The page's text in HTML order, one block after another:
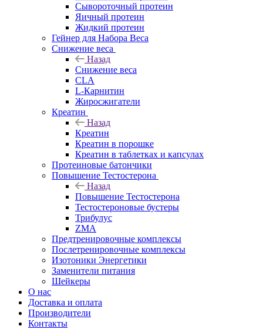
Сывороточный протеин
Яичный протеин
Жидкий протеин
Гейнер для Набора Веса
Снижение веса
Назад
Снижение веса
CLA
L-Карнитин
Жиросжигатели
Креатин
Назад
Креатин
Креатин в порошке
Креатин в таблетках и капсулах
Протеиновые батончики
Повышение Тестостерона
Назад
Повышение Тестостерона
Тестостероновые бустеры
Трибулус
ZMA
Предтренировочные комплексы
Послетренировочные комплексы
Изотоники Энергетики
Заменители питания
Шейкеры
О нас
Доставка и оплата
Производители
Контакты